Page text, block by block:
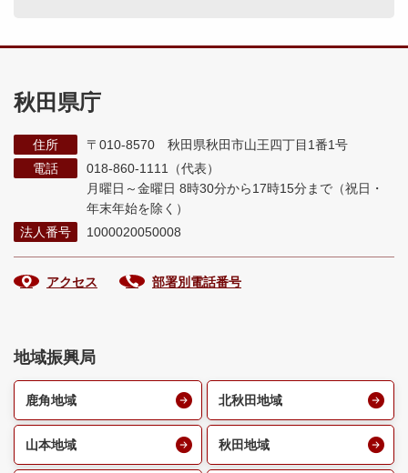
秋田県庁
住所
〒010-8570 秋田県秋田市山王四丁目1番1号
電話
018-860-1111（代表）
月曜日～金曜日 8時30分から17時15分まで （祝日・
年末年始を除く）
法人番号
1000020050008
アクセス 部署別電話番号
地域振興局
鹿角地域 北秋田地域
山本地域 秋田地域